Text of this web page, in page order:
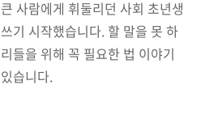
사람에게 휘둘리던 사회 초년생
기 시작했습니다. 할 말을 못 하
들을 위해 꼭 필요한 법 이야기
습니다.